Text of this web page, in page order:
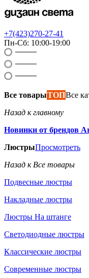
+7(423)270-27-41
Пн-Сб: 10:00-19:00
Все товарыТОПВсе
Назад к главному
Новинки от брендов
ЛюстрыПросмотреть
Назад к Все товары
Подвесные люстры
Накладные люстры
Люстры На штанге
Светодиодные люстры
Классические люстры
Современные люстры